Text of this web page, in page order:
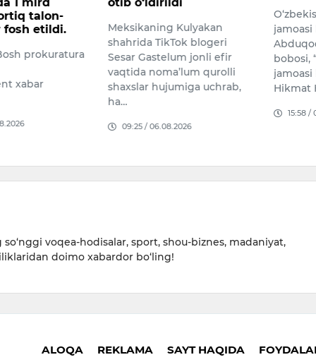
talon-
etildi.
prokuratura
xabar
Meksikaning Kulyakan
shahrida TikTok blogeri
Sesar Gastelum jonli efir
vaqtida noma’lum qurolli
shaxslar hujumiga uchrab,
ha…
09:25 / 06.08.2026
jamoasi
bobosi,
jamoasi
Hikmat
15:58 /
voqea-hodisalar, sport, shou-biznes, madaniyat,
doimo xabardor bo‘ling!
ALOQA REKLAMA SAYT HAQIDA